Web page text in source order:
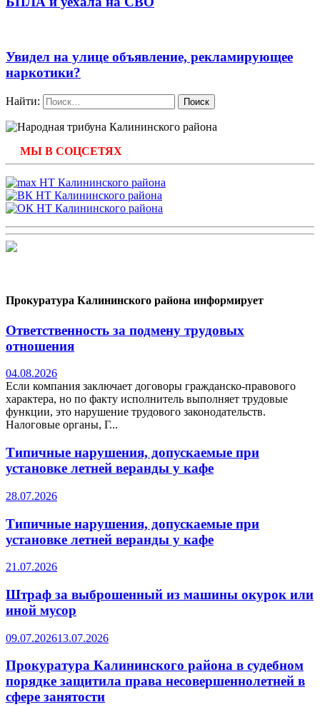
Увидел на улице объявление, рекламирующее
наркотики?
Найти:
МЫ В СОЦСЕТЯХ
Прокуратура Калининского района информирует
Ответственность за подмену трудовых
отношения
04.08.2026
Если компания заключает договоры гражданско-правового
характера, но по факту исполнитель выполняет трудовые
функции, это нарушение трудового законодательств.
Налоговые органы, Г...
Типичные нарушения, допускаемые при
установке летней веранды у кафе
28.07.2026
Типичные нарушения, допускаемые при
установке летней веранды у кафе
21.07.2026
Штраф за выброшенный из машины окурок или
иной мусор
09.07.202613.07.2026
Прокуратура Калининского района в судебном
порядке защитила права несовершеннолетней в
сфере занятости